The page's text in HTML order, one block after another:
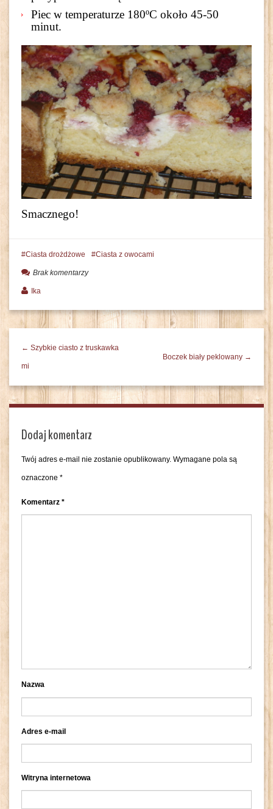
Piec w temperaturze 180ºC około 45-50
minut.
Smacznego!
Ciasta drożdżowe Ciasta z owocami
Brak komentarzy
Ika
← Szybkie ciasto z truskawka
mi
Boczek biały peklowany →
Dodaj komentarz
Twój adres e-mail nie zostanie opublikowany. Wymagane pola są
oznaczone *
Komentarz *
Nazwa
Adres e-mail
Witryna internetowa